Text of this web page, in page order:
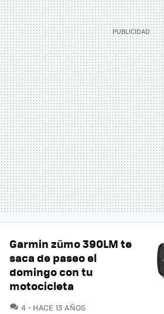
Garmin zūmo 390LM te
saca de paseo el
domingo con tu
motocicleta
4 COMENTARIOS
HACE 13 AÑOS